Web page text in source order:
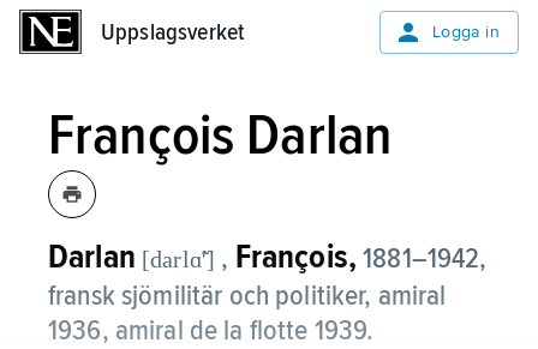
Uppslagsverket Logga in
François Darlan
Darlan [darlɑ̃ʹ] , François, 1881–1942,
fransk sjömilitär och politiker, amiral
1936, amiral de la flotte 1939.